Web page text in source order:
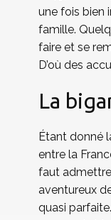
une fois bien
famille.
faire et se
D’où des
La
Étant donné
entre la
faut
aventureux
quasi